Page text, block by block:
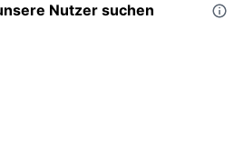
Nutzer suchen